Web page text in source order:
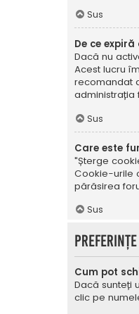
Sus
De ce
Dacă nu
Acest lucru
recomandat
administrația
Sus
Care este
"Șterge
Cookie-urile
părăsirea
Sus
Cum pot
Dacă sunteți
clic pe